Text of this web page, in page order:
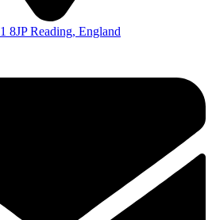
8JP Reading, England